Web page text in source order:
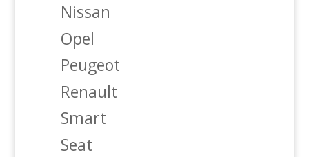
Nissan
Opel
Peugeot
Renault
Smart
Seat